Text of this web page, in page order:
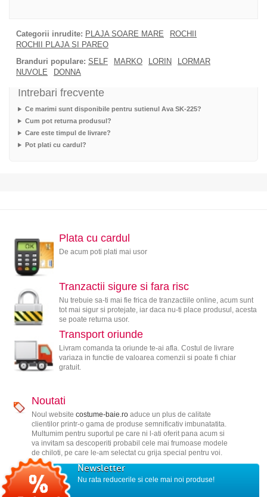
Categorii inrudite: PLAJA SOARE MARE
ROCHII
ROCHII PLAJA SI PAREO
Branduri populare: SELF MARKO LORIN
LORMAR
NUVOLE
DONNA
Intrebari frecvente
Ce marimi sunt disponibile pentru sutienul Ava SK-225?
Cum pot returna produsul?
Care este timpul de livrare?
Pot plati cu cardul?
Plata cu cardul
De acum poti plati mai usor
Tranzactii sigure si fara risc
Nu trebuie sa-ti mai fie frica de tranzactiile online, acum sunt
tot mai sigur si protejate, iar daca nu-ti place produsul, acesta
se poate returna usor.
Transport oriunde
Livram comanda ta oriunde te-ai afla. Costul de livrare
variaza in functie de valoarea comenzii si poate fi chiar
gratuit.
Noutati
Noul website costume-baie.roaduce un plus de calitate
clientilor printr-o gama de produse semnificativ imbunatatita.
Multumim pentru suportul pe care ni l-ati oferit pana acum si
va invitam sa descoperiti probabil cele mai frumoase modele
de chiloti, pe care le-am selectat cu grija special pentru voi.
Newsletter
Nu rata reducerile si cele mai noi produse!